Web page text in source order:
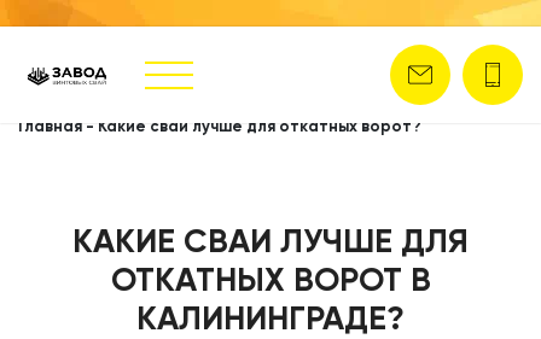
Главная - Какие сваи лучше для откатных ворот?
КАКИЕ СВАИ ЛУЧШЕ ДЛЯ
ОТКАТНЫХ ВОРОТ В
КАЛИНИНГРАДЕ?